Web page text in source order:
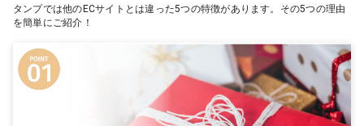
タンプでは他のECサイトとは違った5つの特徴があります。その5つの理由
を簡単にご紹介！